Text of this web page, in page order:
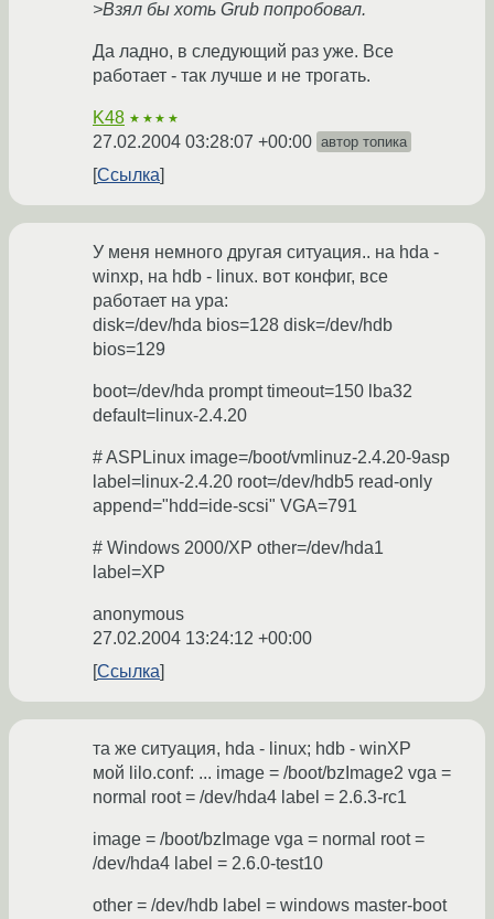
>Взял бы хоть Grub попробовал.
Да ладно, в следующий раз уже. Все
работает - так лучше и не трогать.
K48 ★★★★
27.02.2004 03:28:07 +00:00 автор топика
Ссылка
У меня немного другая ситуация.. на hda -
winxp, на hdb - linux. вот конфиг, все
работает на ура:
disk=/dev/hda bios=128 disk=/dev/hdb
bios=129
boot=/dev/hda prompt timeout=150 lba32
default=linux-2.4.20
# ASPLinux image=/boot/vmlinuz-2.4.20-9asp
label=linux-2.4.20 root=/dev/hdb5 read-only
append="hdd=ide-scsi" VGA=791
# Windows 2000/XP other=/dev/hda1
label=XP
anonymous
27.02.2004 13:24:12 +00:00
Ссылка
та же ситуация, hda - linux; hdb - winXP
мой lilo.conf: ... image = /boot/bzImage2 vga =
normal root = /dev/hda4 label = 2.6.3-rc1
image = /boot/bzImage vga = normal root =
/dev/hda4 label = 2.6.0-test10
other = /dev/hdb label = windows master-boot